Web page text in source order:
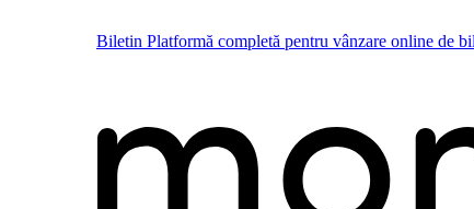
Biletin Platformă completă pentru vânzare online de